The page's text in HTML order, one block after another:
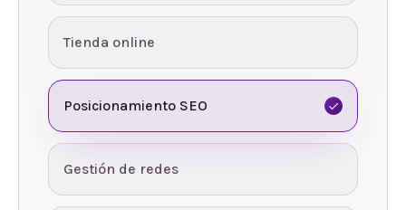
Tienda online
Posicionamiento SEO
Gestión de redes